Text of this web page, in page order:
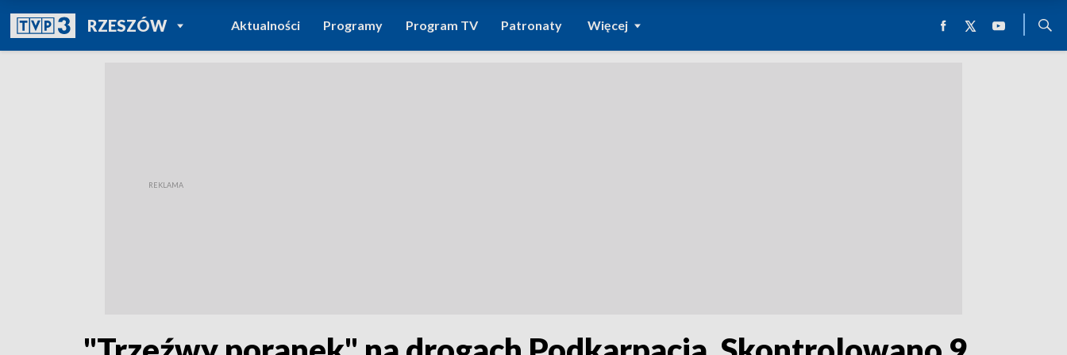
RZESZÓWPOWRÓT DO
TVP REGIONY
Aktualności Programy Program TV Patronaty Więcej